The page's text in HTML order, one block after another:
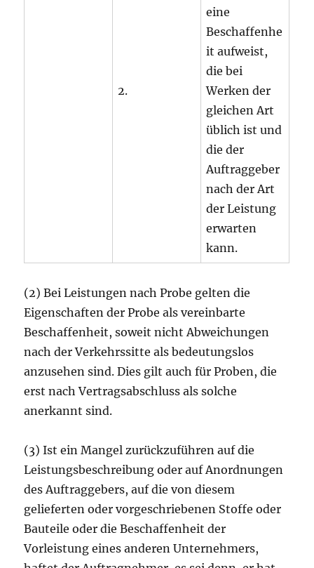
2.
eine
Beschaffenhe
it aufweist,
die bei
Werken der
gleichen Art
üblich ist und
die der
Auftraggeber
nach der Art
der Leistung
erwarten
kann.
(2) Bei Leistungen nach Probe gelten die
Eigenschaften der Probe als vereinbarte
Beschaffenheit, soweit nicht Abweichungen
nach der Verkehrssitte als bedeutungslos
anzusehen sind. Dies gilt auch für Proben, die
erst nach Vertragsabschluss als solche
anerkannt sind.
(3) Ist ein Mangel zurückzuführen auf die
Leistungsbeschreibung oder auf Anordnungen
des Auftraggebers, auf die von diesem
gelieferten oder vorgeschriebenen Stoffe oder
Bauteile oder die Beschaffenheit der
Vorleistung eines anderen Unternehmers,